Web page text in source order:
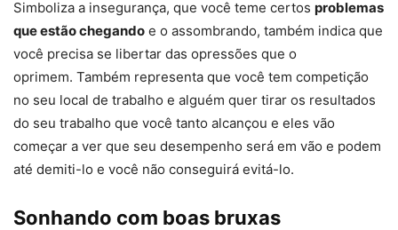
Simboliza a insegurança, que você teme certos problemas
que estão chegando e o assombrando, também indica que
você precisa se libertar das opressões que o
oprimem. Também representa que você tem competição
no seu local de trabalho e alguém quer tirar os resultados
do seu trabalho que você tanto alcançou e eles vão
começar a ver que seu desempenho será em vão e podem
até demiti-lo e você não conseguirá evitá-lo.
Sonhando com boas bruxas